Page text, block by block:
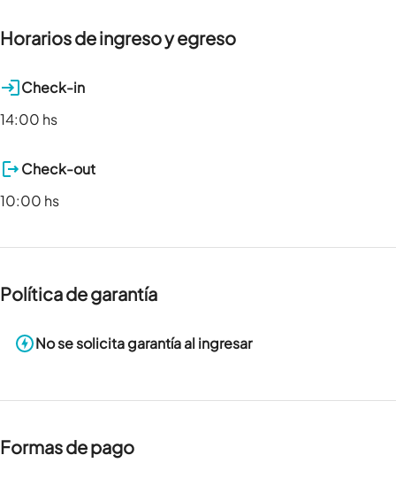
Horarios de ingreso y egreso
Check-in
14:00 hs
Check-out
10:00 hs
Política de garantía
No se solicita garantía al ingresar
Formas de pago